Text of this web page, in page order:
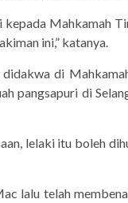
kepada Mahkamah
ini,” katanya.
di
pangsapuri di
lelaki itu boleh
lalu telah